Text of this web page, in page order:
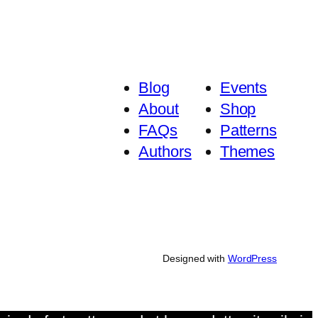
Blog
About
FAQs
Authors
Events
Shop
Patterns
Themes
Designed with WordPress